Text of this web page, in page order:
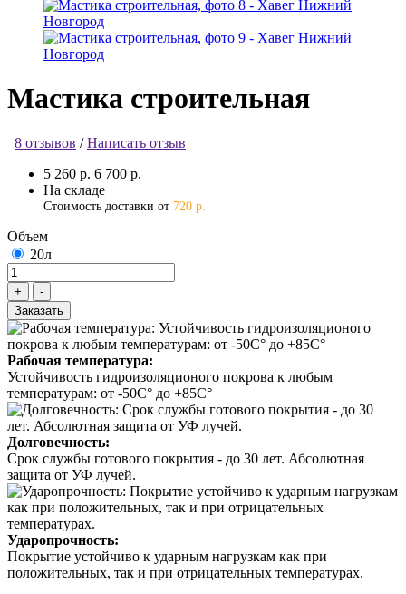
Мастика строительная
8 отзывов /Написать отзыв
5 260 р. 6 700 р.
На складе
Стоимость доставки от 720 р.
Объем
20л
Заказать
Рабочая температура:
Устойчивость гидроизоляционого покрова к любым
температурам: от -50С° до +85С°
Долговечность:
Срок службы готового покрытия - до 30 лет. Абсолютная
защита от УФ лучей.
Ударопрочность:
Покрытие устойчиво к ударным нагрузкам как при
положительных, так и при отрицательных температурах.